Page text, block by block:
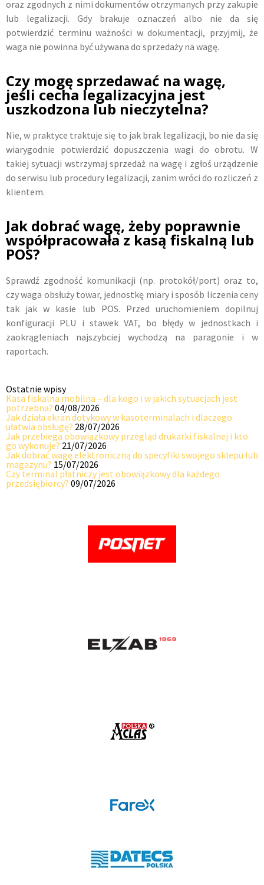
oraz zgodnych z nimi dokumentów otrzymanych przy zakupie
lub legalizacji. Gdy brakuje oznaczeń albo nie da się
potwierdzić terminu ważności w dokumentacji, przyjmij, że
waga nie powinna być używana do sprzedaży na wagę.
Czy mogę sprzedawać na wagę,
jeśli cecha legalizacyjna jest
uszkodzona lub nieczytelna?
Nie, w praktyce traktuje się to jak brak legalizacji, bo nie da się
wiarygodnie potwierdzić dopuszczenia wagi do obrotu. W
takiej sytuacji wstrzymaj sprzedaż na wagę i zgłoś urządzenie
do serwisu lub procedury legalizacji, zanim wróci do rozliczeń z
klientem.
Jak dobrać wagę, żeby poprawnie
współpracowała z kasą fiskalną lub
POS?
Sprawdź zgodność komunikacji (np. protokół/port) oraz to,
czy waga obsłuży towar, jednostkę miary i sposób liczenia ceny
tak jak w kasie lub POS. Przed uruchomieniem dopilnuj
konfiguracji PLU i stawek VAT, bo błędy w jednostkach i
zaokrągleniach najszybciej wychodzą na paragonie i w
raportach.
Ostatnie wpisy
Kasa fiskalna mobilna – dla kogo i w jakich sytuacjach jest
potrzebna? 04/08/2026
Jak działa ekran dotykowy w kasoterminalach i dlaczego
ułatwia obsługę? 28/07/2026
Jak przebiega obowiązkowy przegląd drukarki fiskalnej i kto
go wykonuje? 21/07/2026
Jak dobrać wagę elektroniczną do specyfiki swojego sklepu lub
magazynu? 15/07/2026
Czy terminal płatniczy jest obowiązkowy dla każdego
przedsiębiorcy? 09/07/2026